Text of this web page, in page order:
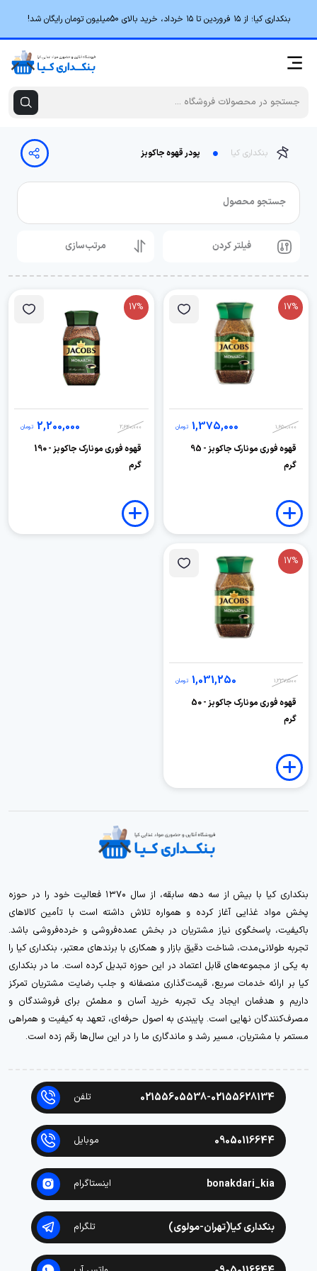
بنکداری کیا؛ از ۱۵ فروردین تا ۱۵ خرداد، خرید بالای 50میلیون تومان رایگان شد!
بنکداری کیا پودر قهوه جاکوبز
جستجو محصول
فیلتر کردن مرتب‌سازی
17%
1,650,000
1,375,000 تومان
قهوه فوری مونارک جاکوبز - 95
گرم
17%
2,640,000
2,200,000 تومان
قهوه فوری مونارک جاکوبز - 190
گرم
17%
1,237,500
1,031,250 تومان
قهوه فوری مونارک جاکوبز - 50
گرم
بنکداری کیا با بیش از سه دهه سابقه، از سال ۱۳۷۰ فعالیت خود را در حوزه
پخش مواد غذایی آغاز کرده و همواره تلاش داشته است با تأمین کالاهای
باکیفیت، پاسخگوی نیاز مشتریان در بخش عمده‌فروشی و خرده‌فروشی باشد.
تجربه طولانی‌مدت، شناخت دقیق بازار و همکاری با برندهای معتبر، بنکداری کیا را
به یکی از مجموعه‌های قابل اعتماد در این حوزه تبدیل کرده است. ما در بنکداری
کیا بر ارائه خدمات سریع، قیمت‌گذاری منصفانه و جلب رضایت مشتریان تمرکز
داریم و هدفمان ایجاد یک تجربه خرید آسان و مطمئن برای فروشندگان و
مصرف‌کنندگان نهایی است. پایبندی به اصول حرفه‌ای، تعهد به کیفیت و همراهی
مستمر با مشتریان، مسیر رشد و ماندگاری ما را در این سال‌ها رقم زده است.
02155605538-02155628134 تلفن
09050116644 موبایل
bonakdari_kia اینستاگرام
بنکداری کیا(تهران-مولوی) تلگرام